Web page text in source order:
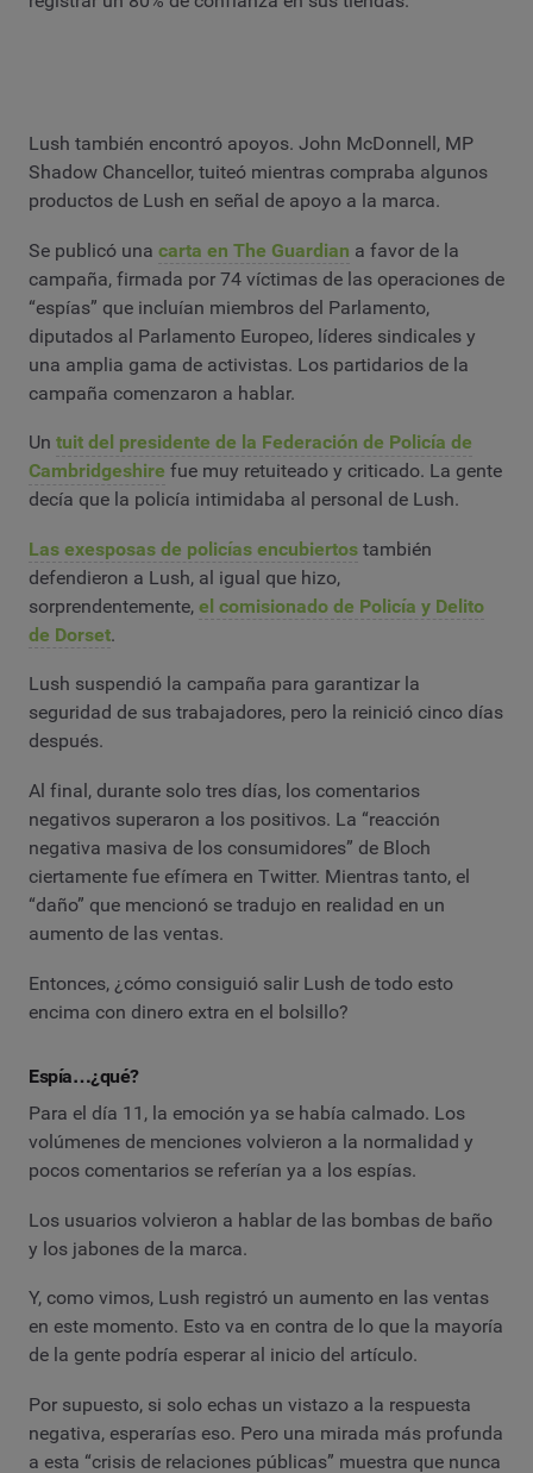
Lush también encontró apoyos. John McDonnell, MP
Shadow Chancellor, tuiteó mientras compraba algunos
productos de Lush en señal de apoyo a la marca.
Se publicó una carta en The Guardian a favor de la
campaña, firmada por 74 víctimas de las operaciones de
“espías” que incluían miembros del Parlamento,
diputados al Parlamento Europeo, líderes sindicales y
una amplia gama de activistas. Los partidarios de la
campaña comenzaron a hablar.
Un tuit del presidente de la Federación de Policía de
Cambridgeshire fue muy retuiteado y criticado. La gente
decía que la policía intimidaba al personal de Lush.
Las exesposas de policías encubiertos también
defendieron a Lush, al igual que hizo,
sorprendentemente, el comisionado de Policía y Delito
de Dorset.
Lush suspendió la campaña para garantizar la
seguridad de sus trabajadores, pero la reinició cinco días
después.
Al final, durante solo tres días, los comentarios
negativos superaron a los positivos. La “reacción
negativa masiva de los consumidores” de Bloch
ciertamente fue efímera en Twitter. Mientras tanto, el
“daño” que mencionó se tradujo en realidad en un
aumento de las ventas.
Entonces, ¿cómo consiguió salir Lush de todo esto
encima con dinero extra en el bolsillo?
Espía…¿qué?
Para el día 11, la emoción ya se había calmado. Los
volúmenes de menciones volvieron a la normalidad y
pocos comentarios se referían ya a los espías.
Los usuarios volvieron a hablar de las bombas de baño
y los jabones de la marca.
Y, como vimos, Lush registró un aumento en las ventas
en este momento. Esto va en contra de lo que la mayoría
de la gente podría esperar al inicio del artículo.
Por supuesto, si solo echas un vistazo a la respuesta
negativa, esperarías eso. Pero una mirada más profunda
a esta “crisis de relaciones públicas” muestra que nunca